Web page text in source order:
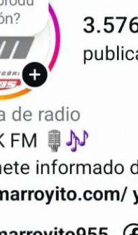
su buen nombre, por
el saqueo,
historia
el antecedente
arrepentidos para
de coimas
de Diego, lo que
mantuvo a la
y en la pobreza más
de un poder que
Kirchner niega todo.